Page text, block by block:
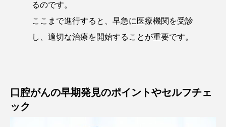
るのです。
ここまで進行すると、早急に医療機関を受診
し、適切な治療を開始することが重要です。
口腔がんの早期発見のポイントやセルフチェ
ック